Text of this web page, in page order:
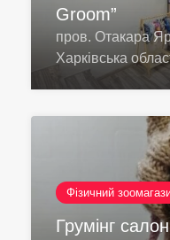
Groom”
пров. Отакара
Харківська
Фізичний
Грумінг